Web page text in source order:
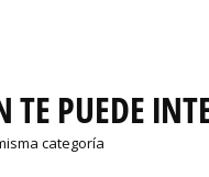
PUEDE
categoría